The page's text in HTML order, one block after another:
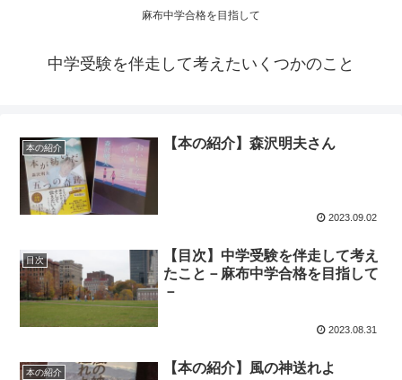
麻布中学合格を目指して
中学受験を伴走して考えたいくつかのこと
本の紹介 【本の紹介】森沢明夫さん
2023.09.02
目次
【目次】中学受験を伴走して考え
たこと－麻布中学合格を目指して
－
2023.08.31
本の紹介 【本の紹介】風の神送れよ